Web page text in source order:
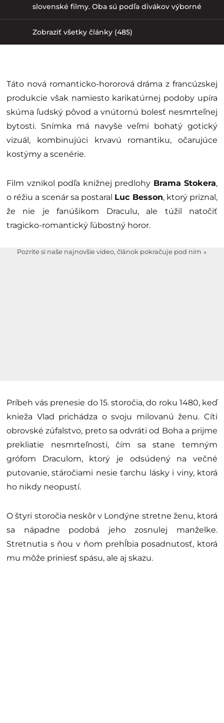
slovenské filmy. Oba sú podľa divákov výborné
Zobraziť všetky články (485)
Táto nová romanticko-hororová dráma z francúzskej
produkcie však namiesto karikatúrnej podoby upíra
skúma ľudský pôvod a vnútornú bolesť nesmrteľnej
bytosti. Snímka má navyše veľmi bohatý gotický
vizuál, kombinujúci krvavú romantiku, očarujúce
kostýmy a scenérie.
Film vznikol podľa knižnej predlohy Brama Stokera,
o réžiu a scenár sa postaral Luc Besson, ktorý priznal,
že nie je fanúšikom Draculu, ale túžil natočiť
tragicko-romantický ľúbostný horor.
Pozrite si naše najnovšie video, článok pokračuje pod ním ↓
Príbeh vás prenesie do 15. storočia, do roku 1480, keď
knieža Vlad prichádza o svoju milovanú ženu. Cíti
obrovské zúfalstvo, preto sa odvráti od Boha a prijme
prekliatie nesmrteľnosti, čím sa stane temným
grófom Draculom, ktorý je odsúdený na večné
putovanie, stáročiami nesie ťarchu lásky i viny, ktorá
ho nikdy neopustí.
O štyri storočia neskôr v Londýne stretne ženu, ktorá
sa nápadne podobá jeho zosnulej manželke.
Stretnutia s ňou v ňom prehĺbia posadnutosť, ktorá
mu môže priniesť spásu, ale aj skazu.